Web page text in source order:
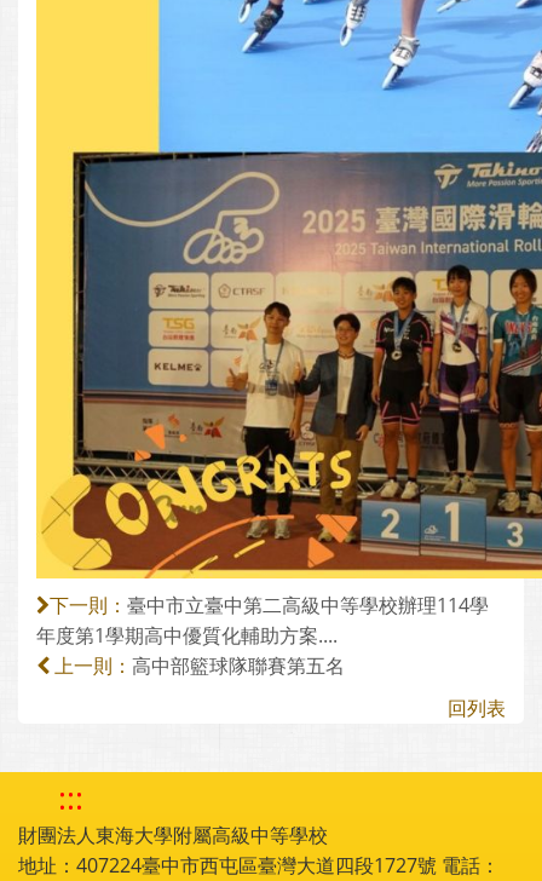
下一則： 臺中市立臺中第二高級中等學校辦理114學
年度第1學期高中優質化輔助方案....
上一則： 高中部籃球隊聯賽第五名
回列表
:::
財團法人東海大學附屬高級中等學校
地址：407224臺中市西屯區臺灣大道四段1727號 電話：